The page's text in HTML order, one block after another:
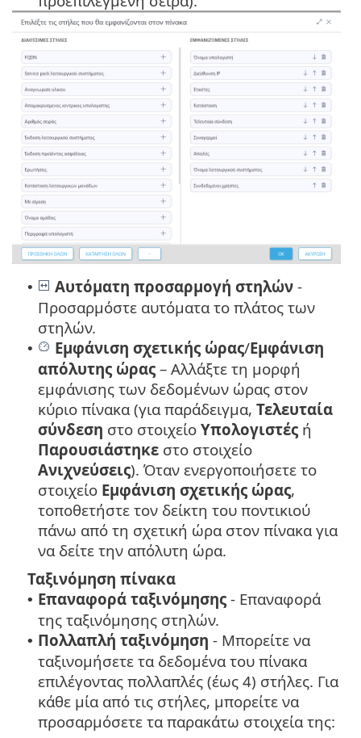
• Αυτόματη προσαρμογή στηλών -
Προσαρμόστε αυτόματα το πλάτος των
στηλών.
• Εμφάνιση σχετικής ώρας/Εμφάνιση
απόλυτης ώρας – Αλλάξτε τη μορφή
εμφάνισης των δεδομένων ώρας στον
κύριο πίνακα (για παράδειγμα, Τελευταία
σύνδεση στο στοιχείο Υπολογιστές ή
Παρουσιάστηκε στο στοιχείο
Ανιχνεύσεις). Όταν ενεργοποιήσετε το
στοιχείο Εμφάνιση σχετικής ώρας,
τοποθετήστε τον δείκτη του ποντικιού
πάνω από τη σχετική ώρα στον πίνακα για
να δείτε την απόλυτη ώρα.
Ταξινόμηση πίνακα
• Επαναφορά ταξινόμησης - Επαναφορά
της ταξινόμησης στηλών.
• Πολλαπλή ταξινόμηση - Μπορείτε να
ταξινομήσετε τα δεδομένα του πίνακα
επιλέγοντας πολλαπλές (έως 4) στήλες. Για
κάθε μία από τις στήλες, μπορείτε να
προσαρμόσετε τα παρακάτω στοιχεία της: